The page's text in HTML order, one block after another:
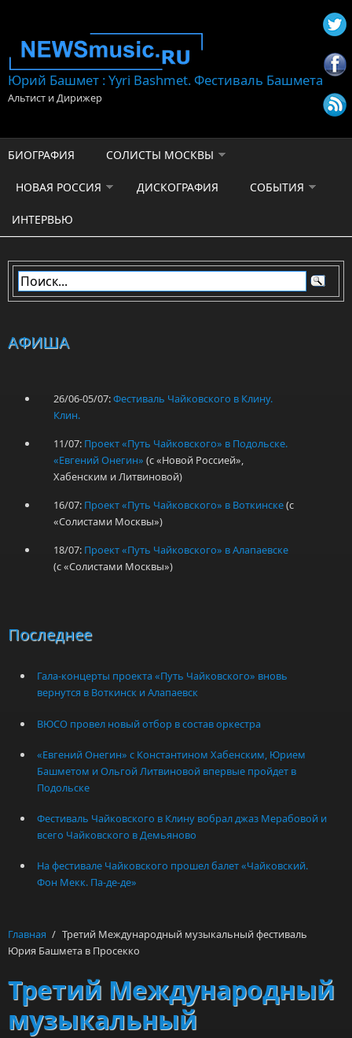
Юрий Башмет : Yyri Bashmet. Фестиваль Башмета
Альтист и Дирижер
БИОГРАФИЯ СОЛИСТЫ МОСКВЫ
НОВАЯ РОССИЯ ДИСКОГРАФИЯ СОБЫТИЯ
ИНТЕРВЬЮ
АФИША
26/06-05/07:Фестиваль Чайковского в Клину.
Клин.
11/07: Проект «Путь Чайковского» в Подольске.
«Евгений Онегин» (с «Новой Россией»,
Хабенским и Литвиновой)
16/07: Проект «Путь Чайковского» в Воткинске(с
«Солистами Москвы»)
18/07: Проект «Путь Чайковского» в Алапаевске
(с «Солистами Москвы»)
Последнее
Гала-концерты проекта «Путь Чайковского» вновь
вернутся в Воткинск и Алапаевск
ВЮСО провел новый отбор в состав оркестра
«Евгений Онегин» с Константином Хабенским, Юрием
Башметом и Ольгой Литвиновой впервые пройдет в
Подольске
Фестиваль Чайковского в Клину вобрал джаз Мерабовой и
всего Чайковского в Демьяново
На фестивале Чайковского прошел балет «Чайковский.
Фон Мекк. Па-де-де»
Главная / Третий Международный музыкальный фестиваль
Юрия Башмета в Просекко
Третий Международный
музыкальный